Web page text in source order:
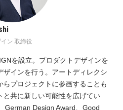
ン 取締役
を設立。プロダクトデザインを
インを行う。アートディレクシ
らプロジェクトに参画することも
と共に新しい可能性を広げてい
German Design Award、Good